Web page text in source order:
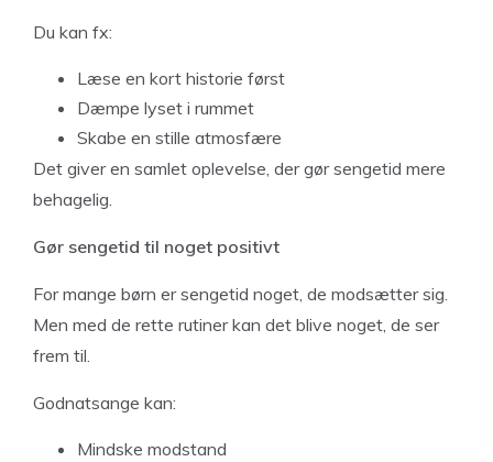
Du kan fx:
Læse en kort historie først
Dæmpe lyset i rummet
Skabe en stille atmosfære
Det giver en samlet oplevelse, der gør sengetid mere
behagelig.
Gør sengetid til noget positivt
For mange børn er sengetid noget, de modsætter sig.
Men med de rette rutiner kan det blive noget, de ser
frem til.
Godnatsange kan:
Mindske modstand